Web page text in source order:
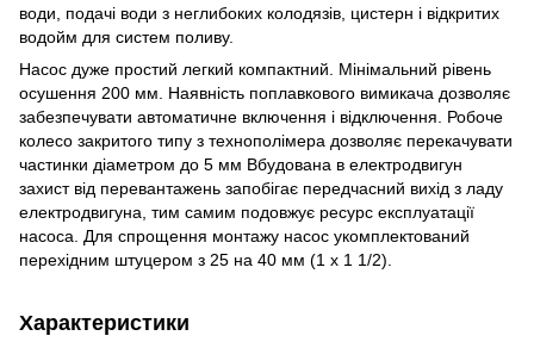
води, подачі води з неглибоких колодязів, цистерн і відкритих
водойм для систем поливу.
Насос дуже простий легкий компактний. Мінімальний рівень
осушення 200 мм. Наявність поплавкового вимикача дозволяє
забезпечувати автоматичне включення і відключення. Робоче
колесо закритого типу з технополімера дозволяє перекачувати
частинки діаметром до 5 мм Вбудована в електродвигун
захист від перевантажень запобігає передчасний вихід з ладу
електродвигуна, тим самим подовжує ресурс експлуатації
насоса. Для спрощення монтажу насос укомплектований
перехідним штуцером з 25 на 40 мм (1 х 1 1/2).
Характеристики